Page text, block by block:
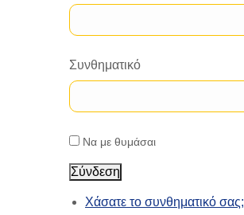
Συνθηματικό
Να με θυμάσαι
Σύνδεση
Χάσατε το συνθηματικό σας;